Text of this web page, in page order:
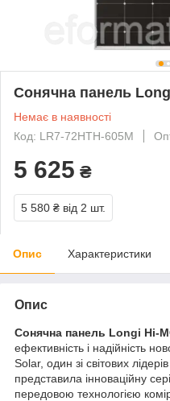
Сонячна панель
Немає в наявності
Код: LR7-72HTH-605M
5 625 ₴
5 580 ₴ від 2 шт.
Опис Характеристики
Опис
Сонячна панель Longi Hi-
ефективність і надійність
Solar, один зі світових
представила інноваційну
передовою технологією